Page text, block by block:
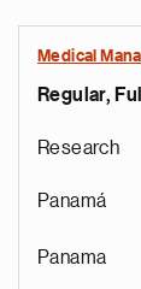
Medical
Regular,
Research
Panamá
Panama